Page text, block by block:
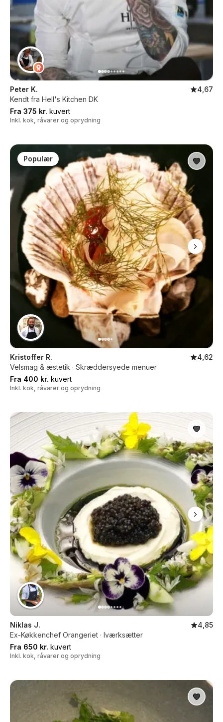
Peter K.
4,67
Kendt fra Hell's Kitchen DK
Fra 375 kr. kuvert
Inkl. kok, råvarer og oprydning
Populær
Kristoffer R.
4,62
Velsmag & æstetik · Skræddersyede menuer
Fra 400 kr. kuvert
Inkl. kok, råvarer og oprydning
Niklas J.
4,85
Ex-Køkkenchef Orangeriet · Iværksætter
Fra 650 kr. kuvert
Inkl. kok, råvarer og oprydning